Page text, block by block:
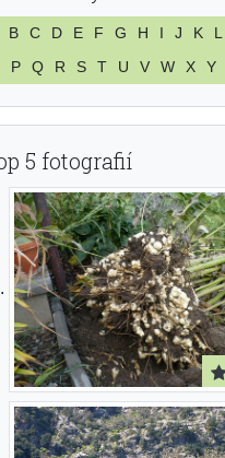
B C D E F G H I J K L
P
Q R S T U V W X Y
5 fotografií